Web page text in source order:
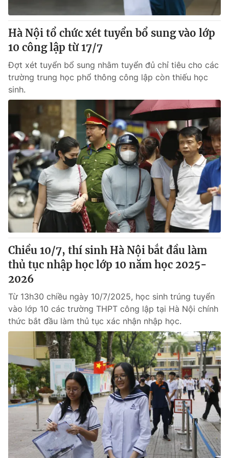
® Cấm sao chép dưới mọi hình thức nếu không có sự chấp
thuận bằng văn bản. Ghi rõ nguồn VTV.vn khi phát hành lại
thông tin từ website này.
Hà Nội tổ chức xét tuyển bổ sung vào lớp
10 công lập từ 17/7
Đợt xét tuyển bổ sung nhằm tuyển đủ chỉ tiêu cho các
trường trung học phổ thông công lập còn thiếu học
sinh.
Chiều 10/7, thí sinh Hà Nội bắt đầu làm
thủ tục nhập học lớp 10 năm học 2025-
2026
Từ 13h30 chiều ngày 10/7/2025, học sinh trúng tuyển
vào lớp 10 các trường THPT công lập tại Hà Nội chính
thức bắt đầu làm thủ tục xác nhận nhập học.